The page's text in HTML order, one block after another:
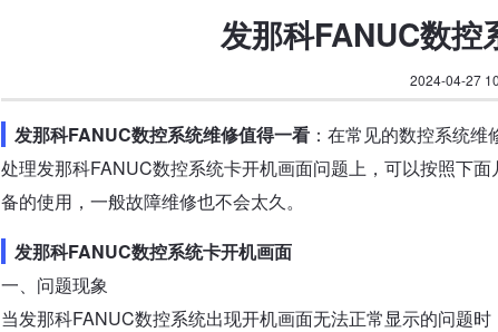
发那科FANUC数控
2024-04-27
发那科FANUC数控系统维修值得一看 ：在常见的数控系统
处理发那科FANUC数控系统卡开机画面问题上，可以按照下
备的使用，一般故障维修也不会太久。
发那科FANUC数控系统卡开机画面
一、问题现象
当发那科FANUC数控系统出现开机画面无法正常显示的问题时